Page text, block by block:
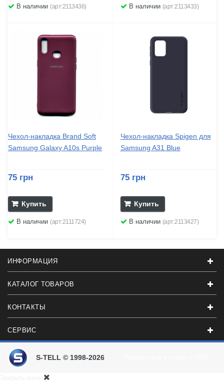
В наличии (арт:2113436) В наличии (арт:2113433)
Чехол-накладка Brand Soft
Samsung Galaxy A10s Purple
75 грн
Купить
В наличии (арт:2111724)
Чехол-накладка Spigen для
Samsung A31 Blue
75 грн
Купить
В наличии (арт:2113427)
ИНФОРМАЦИЯ
КАТАЛОГ ТОВАРОВ
КОНТАКТЫ
СЕРВИС
S-TELL © 1998-2026